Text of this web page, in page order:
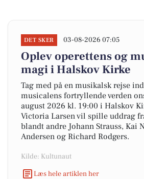
DET SKER 03-08-2026 07:05
Oplev operettens og
magi i Halskov Kirke
Tag med på en musikalsk rejse
musicalens fortryllende verden
august 2026 kl. 19:00 i Halskov
Victoria Larsen vil spille uddrag
blandt andre Johann Strauss, Kai
Andersen og Richard Rodgers.
Kilde: Kultunaut
Læs hele artiklen her